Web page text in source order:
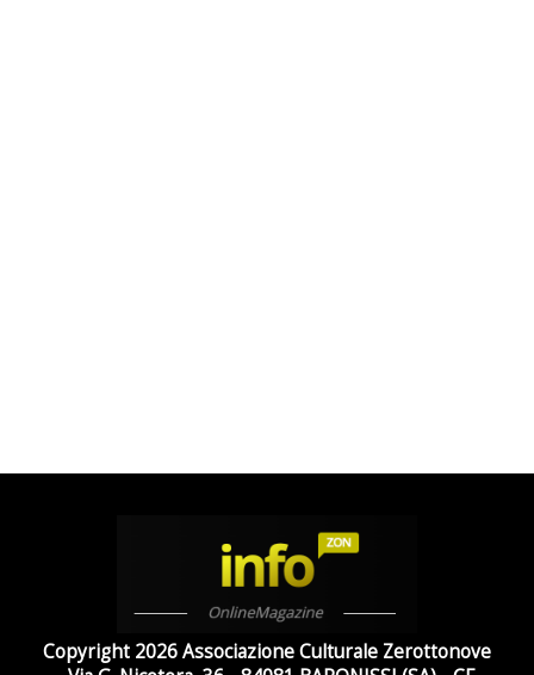
Copyright 2026 Associazione Culturale Zerottonove